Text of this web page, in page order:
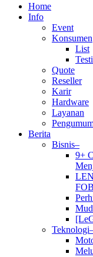
Home
Info
Event
Konsumen
List
Quote
Reseller
Karir
Hardware
Layanan
Berita
Bisnis–
9+